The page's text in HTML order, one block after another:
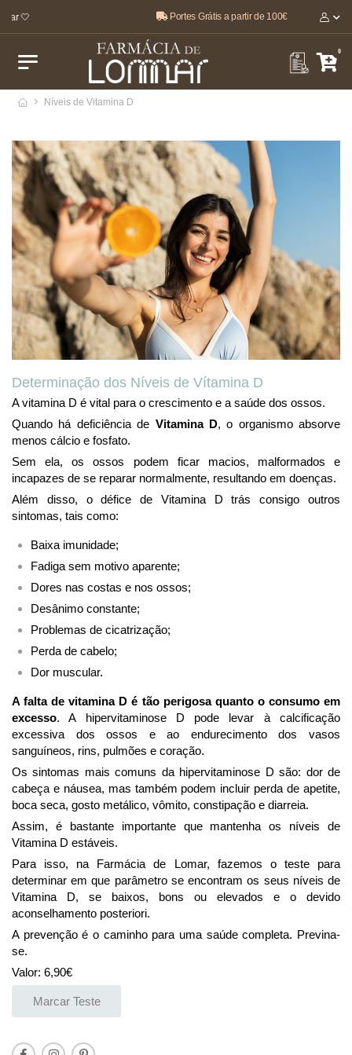
🤍 Portes Grátis a partir de 100€
0
Níveis de Vitamina D
Determinação dos Níveis de Vítamina D
A vitamina D é vital para o crescimento e a saúde dos ossos.
Quando há deficiência de Vitamina D, o organismoabsorve
menos cálcio e fosfato.
Sem ela, os ossos podem ficar macios, malformados e
incapazes de se reparar normalmente, resultando em doenças.
Além disso, o défice de Vitamina D trás consigo outros
sintomas, tais como:
Baixa imunidade;
Fadiga sem motivo aparente;
Dores nas costas e nos ossos;
Desânimo constante;
Problemas de cicatrização;
Perda de cabelo;
Dor muscular.
A falta de vitamina D é tão perigosa quanto o consumo em
excesso. A hipervitaminose D pode levar à calcificação
excessiva dos ossos e ao endurecimento dos vasos
sanguíneos, rins, pulmões e coração.
Os sintomas mais comuns da hipervitaminose D são: dor de
cabeça e náusea, mas também podem incluir perda de apetite,
boca seca, gosto metálico, vômito, constipação e diarreia.
Assim, é bastante importante que mantenha os níveis de
Vitamina D estáveis.
Para isso, na Farmácia de Lomar, fazemos o teste para
determinar em que parâmetro se encontram os seus níveis de
Vitamina D, se baixos, bons ou elevados e o devido
aconselhamento posteriori.
A prevenção é o caminho para uma saúde completa. Previna-
se.
Valor: 6,90€
Marcar Teste